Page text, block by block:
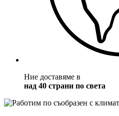
Ние доставяме в
над 40 страни по света